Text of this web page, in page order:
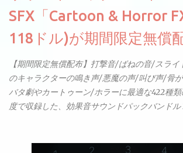
SFX「Cartoon & Horror
118ドル)が期間限定無償
【期間限定無償配布】打撃音/ばねの音/スラ
のキャラクターの鳴き声/悪魔の声/叫び声/骨
バタ劇やカートゥーン/ホラーに最適な422種
度で収録した、効果音サウンドパックバンドル